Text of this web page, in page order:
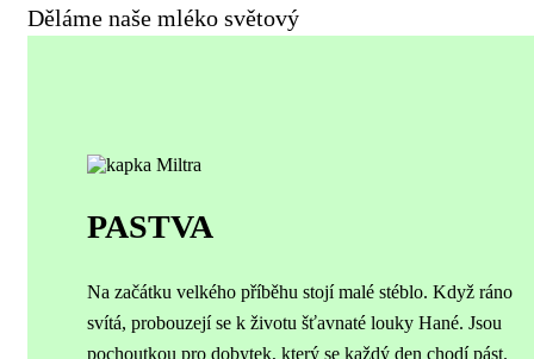
Děláme naše mléko světový
PASTVA
Na začátku velkého příběhu stojí malé stéblo. Když ráno
svítá, probouzejí se k životu šťavnaté louky Hané. Jsou
pochoutkou pro dobytek, který se každý den chodí pást.